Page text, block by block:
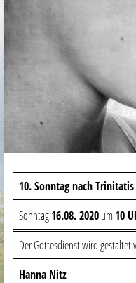
10. Sonntag nach Trinitatis
Sonntag16.08. 2020um 10
Der Gottesdienst wird gestaltet
Hanna Nitz